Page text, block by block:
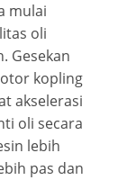
mulai
oli
Gesekan
kopling
akselerasi
oli secara
lebih
pas dan